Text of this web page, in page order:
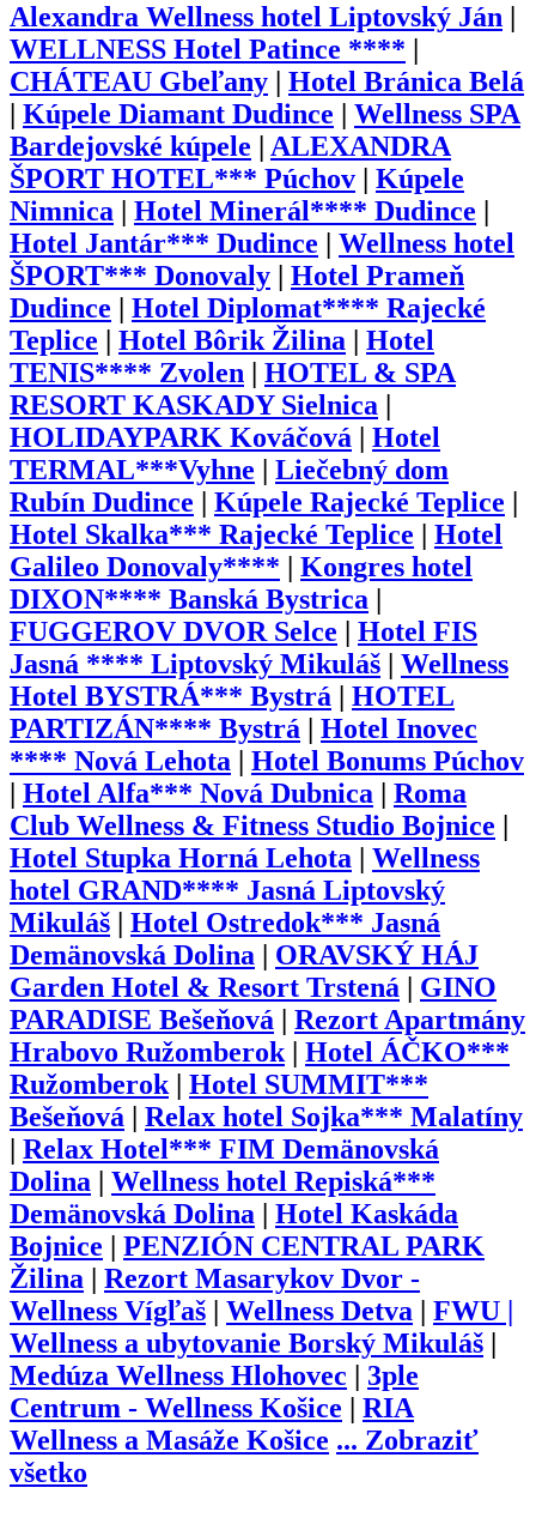
Alexandra Wellness hotel Liptovský Ján
WELLNESS Hotel Patince ****
CHÁTEAU Gbeľany
Hotel Bránica Belá
Kúpele Diamant Dudince
Wellness SPA
Bardejovské kúpele
ALEXANDRA
ŠPORT HOTEL*** Púchov
Kúpele
Nimnica
Hotel Minerál**** Dudince
Hotel Jantár*** Dudince
Wellness hotel
ŠPORT*** Donovaly
Hotel Prameň
Dudince
Hotel Diplomat**** Rajecké
Teplice
Hotel Bôrik Žilina
Hotel
TENIS**** Zvolen
HOTEL & SPA
RESORT KASKADY Sielnica
HOLIDAYPARK Kováčová
Hotel
TERMAL***Vyhne
Liečebný dom
Rubín Dudince
Kúpele Rajecké Teplice
Hotel Skalka*** Rajecké Teplice
Hotel
Galileo Donovaly****
Kongres hotel
DIXON**** Banská Bystrica
FUGGEROV DVOR Selce
Hotel FIS
Jasná **** Liptovský Mikuláš
Wellness
Hotel BYSTRÁ*** Bystrá
HOTEL
PARTIZÁN**** Bystrá
Hotel Inovec
**** Nová Lehota
Hotel Bonums Púchov
Hotel Alfa*** Nová Dubnica
Roma
Club Wellness & Fitness Studio Bojnice
Hotel Stupka Horná Lehota
Wellness
hotel GRAND**** Jasná Liptovský
Mikuláš
Hotel Ostredok*** Jasná
Demänovská Dolina
ORAVSKÝ HÁJ
Garden Hotel & Resort Trstená
GINO
PARADISE Bešeňová
Rezort Apartmány
Hrabovo Ružomberok| Hotel ÁČKO***
Ružomberok| Hotel SUMMIT***
Bešeňová
Relax hotel Sojka*** Malatíny
Relax Hotel*** FIM Demänovská
Dolina
Wellness hotel Repiská***
Demänovská Dolina
Hotel Kaskáda
Bojnice
PENZIÓN CENTRAL PARK
Žilina
Rezort Masarykov Dvor -
Wellness Vígľaš
Wellness Detva
FWU |
Wellness a ubytovanie Borský Mikuláš
Medúza Wellness Hlohovec
3ple
Centrum - Wellness Košice
RIA
Wellness a Masáže Košice ... Zobraziť
všetko